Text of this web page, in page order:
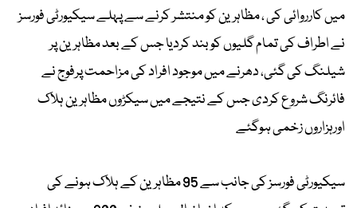
میں کارروائی کی ، مظاہرین کو منتشر کرنے سے پہلے سیکیورٹی فورسز
نے اطراف کی تمام گلیوں کو بند کردیا جس کے بعد مظاہرین پر
شیلنگ کی گئی، دھرنے میں موجود افراد کی مزاحمت پرفوج نے
فائرنگ شروع کردی جس کے نتیجے میں سیکڑوں مظاہرین ہلاک
اورہزاروں زخمی ہوگئے
سیکیورٹی فورسز کی جانب سے 95 مظاہرین کے ہلاک ہونے کی